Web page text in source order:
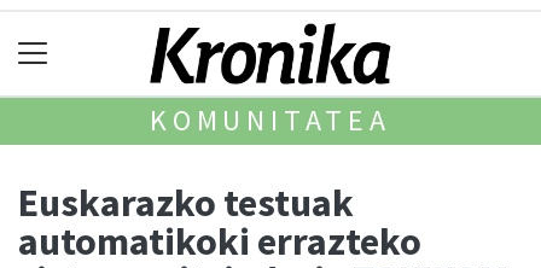
KOMUNITATEA
Euskarazko testuak
automatikoki errazteko